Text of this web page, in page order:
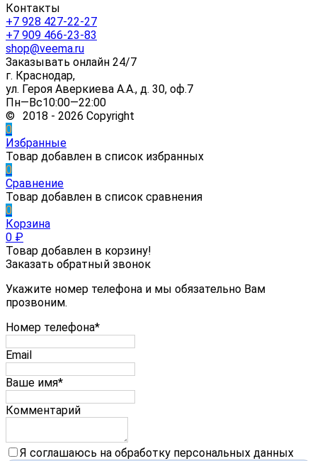
Контакты
+7 928 427-22-27
+7 909 466-23-83
shop@veema.ru
Заказывать онлайн 24/7
г. Краснодар,
ул. Героя Аверкиева А.А., д. 30, оф.7
Пн—Вс10:00—22:00
© 2018 - 2026 Copyright
0
Избранные
Товар добавлен в список избранных
0
Сравнение
Товар добавлен в список сравнения
0
Корзина
0 ₽
Товар добавлен в корзину!
Заказать обратный звонок
Укажите номер телефона и мы обязательно Вам
прозвоним.
Номер телефона*
Email
Ваше имя*
Комментарий
Я соглашаюсь на обработку персональных данных